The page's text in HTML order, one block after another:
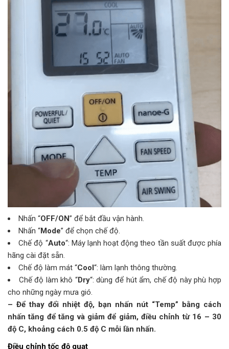
Nhấn “OFF/ON” để bắt đầu vận hành.
Nhấn “Mode” để chọn chế độ.
Chế độ “Auto“: Máy lạnh hoạt động theo tần suất được phía
hãng cài đặt sẵn.
Chế độ làm mát “Cool“: làm lạnh thông thường.
Chế độ làm khô “Dry“: dùng để hút ẩm, chế độ này phù hợp
cho những ngày mưa gió.
– Để thay đổi nhiệt độ, bạn nhấn nút “Temp” bằng cách
nhấn tăng để tăng và giảm để giảm, điều chỉnh từ 16 – 30
độ C, khoảng cách 0.5 độ C mỗi lần nhấn.
Điều chỉnh tốc độ quạt